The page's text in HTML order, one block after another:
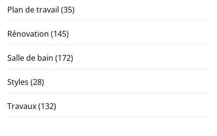
Plan de travail (35)
Rénovation (145)
Salle de bain (172)
Styles (28)
Travaux(132)